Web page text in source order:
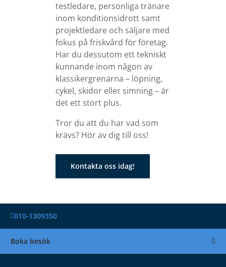
testledare, personliga tränare
inom konditionsidrott samt
projektledare och säljare med
fokus på friskvård för företag.
Har du dessutom ett tekniskt
kunnande inom någon av
klassikergrenarna – löpning,
cykel, skidor eller simning – är
det ett stort plus.
Tror du att du har vad som
krävs? Hör av dig till oss!
Kontakta oss idag!
010-1309350
Boka besök